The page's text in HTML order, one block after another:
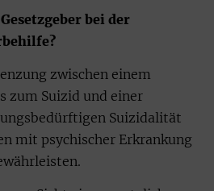
bei der
zwischen einem
zum Suizid und einer
Suizidalität
mit psychischer Erkrankung